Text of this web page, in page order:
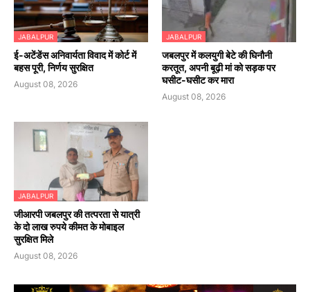
JABALPUR
​ई-अटेंडेंस अनिवार्यता विवाद में कोर्ट में
बहस पूरी, निर्णय सुरक्षित
August 08, 2026
JABALPUR
जबलपुर में कलयुगी बेटे की घिनौनी
करतूत, अपनी बूढ़ी मां को सड़क पर
घसीट-घसीट कर मारा
August 08, 2026
JABALPUR
जीआरपी जबलपुर की तत्परता से यात्री
के दो लाख रुपये कीमत के मोबाइल
सुरक्षित मिले
August 08, 2026